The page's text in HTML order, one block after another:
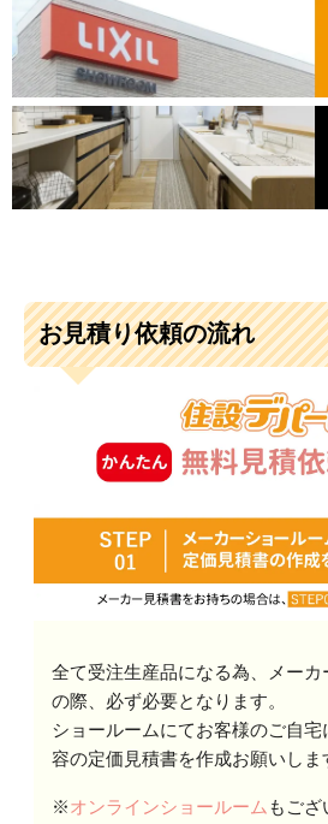
お見積り依頼の流れ
全て受注生産品になる為、メーカ
の際、必ず必要となります。
ショールームにてお客様のご自
容の定価見積書を作成お願いしま
※オンラインショールーム もご